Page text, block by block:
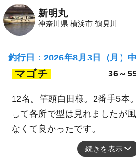
新明丸
神奈川県 横浜市 鶴見川
釣行日：2026年8月3日（月）
マゴチ 36～
12名。竿頭白田様。2番手5本
して各所で型は見れましたが
なくて良かったです。
続きを表示